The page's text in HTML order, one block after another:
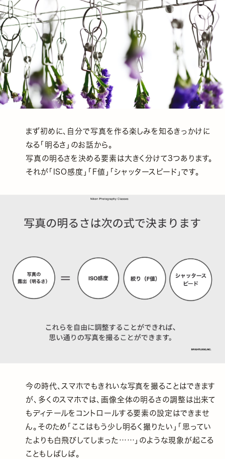
まず初めに、自分で写真を作る楽しみを知るきっかけに
なる「明るさ」のお話から。
写真の明るさを決める要素は大きく分けて3つあります。
それが「ISO感度」「F値」「シャッタースピード」です。
今の時代、スマホでもきれいな写真を撮ることはできます
が、多くのスマホでは、画像全体の明るさの調整は出来て
もディテールをコントロールする要素の設定はできませ
ん。そのため「ここはもう少し明るく撮りたい」「思ってい
たよりも白飛びしてしまった……」のような現象が起こる
こともしばしば。